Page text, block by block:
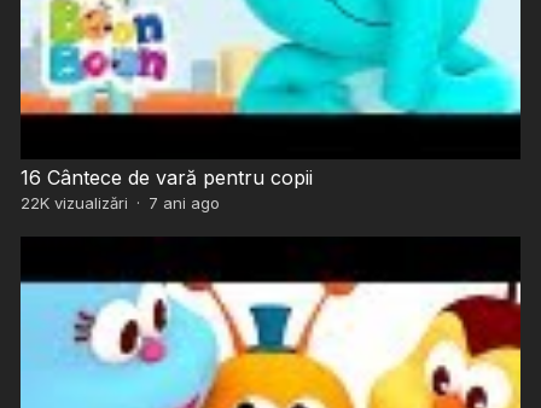
16 Cântece de vară pentru copii
22Kvizualizări · 7 ani ago